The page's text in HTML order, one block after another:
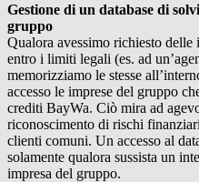
Gestione di un database di
gruppo
Qualora avessimo richiesto
entro i limiti legali (es. ad
memorizziamo le stesse
accesso le imprese del gruppo
crediti BayWa. Ciò mira ad
riconoscimento di rischi
clienti comuni. Un accesso al
solamente qualora sussista un
impresa del gruppo.